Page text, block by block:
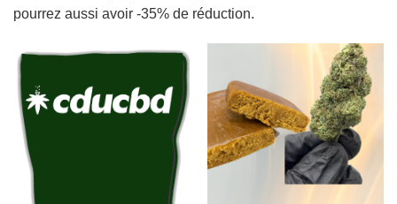
pourrez aussi avoir -35% de réduction.